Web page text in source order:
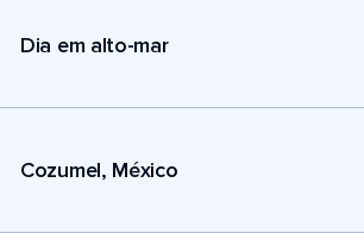
Dia em alto-mar
Cozumel, México